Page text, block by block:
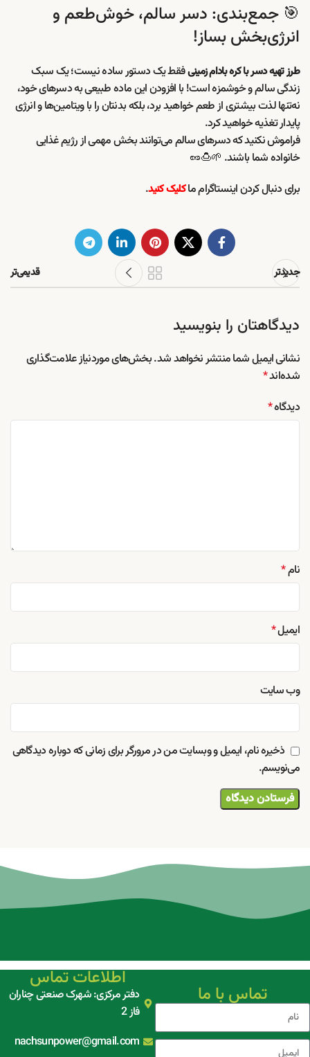
🎯 جمع‌بندی: دسر سالم، خوش‌طعم و
انرژی‌بخش بساز!
طرز تهیه دسر با کره بادام زمینیفقط یک دستور ساده نیست؛ یک سبک
زندگی سالم و خوشمزه است! با افزودن این ماده طبیعی به دسرهای خود،
نه‌تنها لذت بیشتری از طعم خواهید برد، بلکه بدنتان را با ویتامین‌ها و انرژی
پایدار تغذیه خواهید کرد.
فراموش نکنید که دسرهای سالم می‌توانند بخش مهمی از رژیم غذایی
خانواده شما باشند. 🌱🍮🥜
برای دنبال کردن اینستاگرام ماکلیک کنید.
جدیدتر قدیمی‌تر
دیدگاهتان را بنویسید
نشانی ایمیل شما منتشر نخواهد شد.بخش‌های موردنیاز علامت‌گذاری
شده‌اند*
دیدگاه*
نام*
ایمیل*
وب‌ سایت
ذخیره نام، ایمیل و وبسایت من در مرورگر برای زمانی که دوباره دیدگاهی
می‌نویسم.
تماس با ما
اطلاعات تماس
دفتر مرکزی: شهرک صنعتی چناران
فاز 2
nachsunpower@gmail.com